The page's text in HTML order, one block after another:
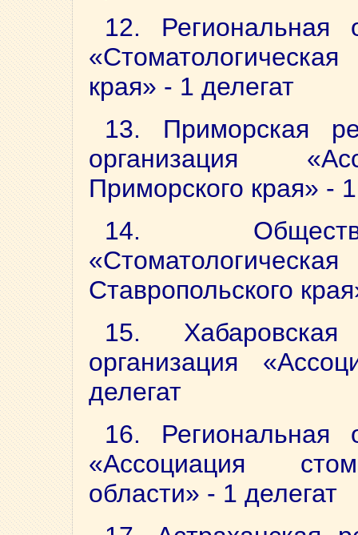
12. Региональная
края» - 1 делегат
13. Приморская
организация
Приморского края» -
14.
Ставропольского
15.
организация
делегат
16. Региональная
«Ассоциация
области» - 1 делегат